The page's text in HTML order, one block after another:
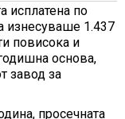
исплатена по
изнесуваше 1.437
повисока и
основа,
завод за
просечната